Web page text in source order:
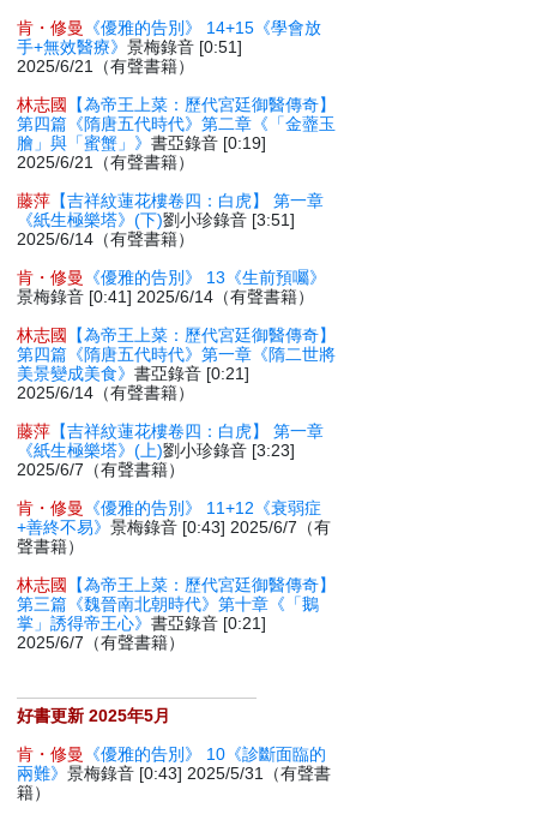
肯・修曼
《優雅的告別》 14+15《學會放
手+無效醫療》景梅錄音 [0:51]
2025/6/21（有聲書籍）
林志國
【為帝王上菜：歷代宮廷御醫傳奇】
第四篇《隋唐五代時代》第二章《「金虀玉
膾」與「蜜蟹」》書亞錄音 [0:19]
2025/6/21（有聲書籍）
藤萍 【吉祥紋蓮花樓卷四：白虎】 第一章
《紙生極樂塔》(下)劉小珍錄音 [3:51]
2025/6/14（有聲書籍）
肯・修曼
《優雅的告別》 13《生前預囑》
景梅錄音 [0:41] 2025/6/14（有聲書籍）
林志國
【為帝王上菜：歷代宮廷御醫傳奇】
第四篇《隋唐五代時代》第一章《隋二世將
美景變成美食》書亞錄音 [0:21]
2025/6/14（有聲書籍）
藤萍 【吉祥紋蓮花樓卷四：白虎】 第一章
《紙生極樂塔》(上)劉小珍錄音 [3:23]
2025/6/7（有聲書籍）
肯・修曼
《優雅的告別》 11+12《衰弱症
+善終不易》景梅錄音 [0:43] 2025/6/7（有
聲書籍）
林志國
【為帝王上菜：歷代宮廷御醫傳奇】
第三篇《魏晉南北朝時代》第十章《「鵝
掌」誘得帝王心》書亞錄音 [0:21]
2025/6/7（有聲書籍）
好書更新 2025年5月
肯・修曼
《優雅的告別》 10《診斷面臨的
兩難》景梅錄音 [0:43] 2025/5/31（有聲書
籍）